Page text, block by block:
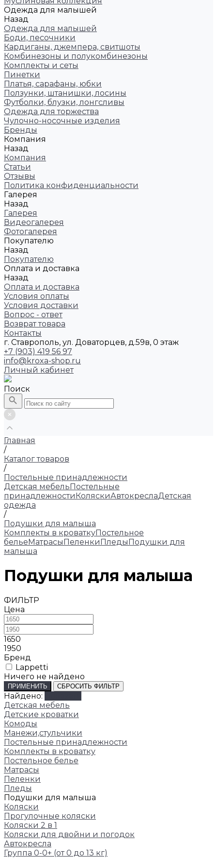
Одежда для малышей
Назад
Одежда для малышей
Боди, песочники
Кардиганы, джемпера, свитшоты
Комбинезоны и полукомбинезоны
Комплекты и сеты
Пинетки
Платья, сарафаны, юбки
Ползунки, штанишки, лосины
Футболки, блузки, лонгсливы
Одежда для торжества
Чулочно-носочные изделия
Бренды
Компания
Назад
Компания
Статьи
Отзывы
Политика конфиденциальности
Галерея
Назад
Галерея
Видеогалерея
Фотогалерея
Покупателю
Назад
Покупателю
Оплата и доставка
Назад
Оплата и доставка
Условия оплаты
Условия доставки
Вопрос - ответ
Возврат товара
Контакты
г. Ставрополь, ул. Доваторцев, д.59в, 0 этаж
+7 (903) 419 56 97
info@kroxa-shop.ru
Личный кабинет
Поиск
Главная
/
Каталог товаров
/
Постельные принадлежности
Детская мебельПостельные
принадлежностиКоляскиАвтокреслаДетская
одежда
/
Подушки для малыша
Комплекты в кроваткуПостельное
бельеМатрасыПеленкиПледыПодушки для
малыша
Подушки для малыша
ФИЛЬТР
Цена
1650
1950
Бренд
Lappetti
Ничего не найдено
ПРИМЕНИТЬ СБРОСИТЬ ФИЛЬТР
Найдено:
Детская мебель
Детские кроватки
Комоды
Манежи,стульчики
Постельные принадлежности
Комплекты в кроватку
Постельное белье
Матрасы
Пеленки
Пледы
Подушки для малыша
Коляски
Прогулочные коляски
Коляски 2 в 1
Коляски для двойни и погодок
Автокресла
Группа 0-0+ (от 0 до 13 кг)